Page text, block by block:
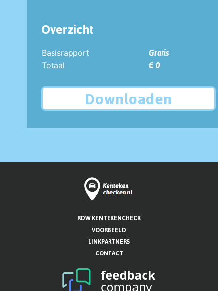
Overzicht
Basisrapport
Gratis
Totaal
€ 0
Downloaden
RDW KENTEKENCHECK
VOORBEELD
LINKPARTNERS
CONTACT